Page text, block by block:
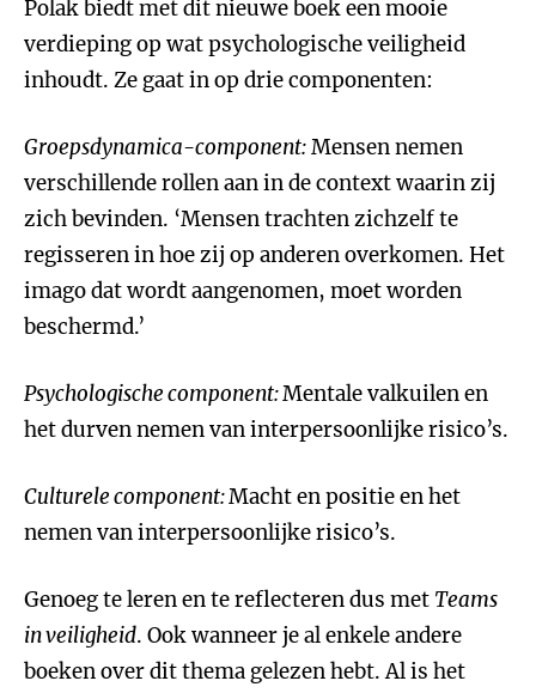
Polak biedt met dit nieuwe boek een mooie
verdieping op wat psychologische veiligheid
inhoudt. Ze gaat in op drie componenten:
Groepsdynamica-component:Mensen nemen
verschillende rollen aan in de context waarin zij
zich bevinden. ‘Mensen trachten zichzelf te
regisseren in hoe zij op anderen overkomen. Het
imago dat wordt aangenomen, moet worden
beschermd.’
Psychologischecomponent:Mentale valkuilen en
het durven nemen van interpersoonlijke risico’s.
Culturele component:Macht en positie en het
nemen van interpersoonlijke risico’s.
Genoeg te leren en te reflecteren dus met Teams
in veiligheid. Ook wanneer je al enkele andere
boeken over dit thema gelezen hebt. Al is het